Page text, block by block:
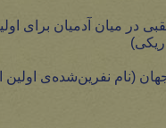
در میان آدمیان برای
(نام نفرین‌شده‌ی اولین